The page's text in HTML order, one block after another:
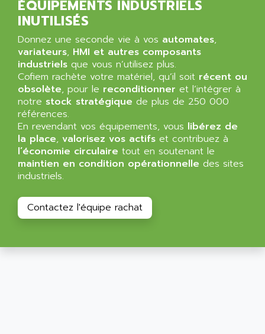
CPX37
ROD 426
SINUMERIK 840C
ATP
9300-SERIES
8200-SERIES
SERIE 9000
SIMATIC ET200
SERVOPACK
FMV
DIGIDRIVE SE
AKIM AG
AKKU
AKO
ALACATEL
ALARMCOM
ALCATEL
ALCATEL-LUCENT
ALDES
ALES
ALFA PROGETTI
ALFA ROBOT
ALFAA
ALFASISTEL
ÉQUIPEMENTS INDUSTRIELS
INUTILISÉS
Donnez une seconde vie à vos automates,
variateurs, HMI et autres composants
industriels que vous n’utilisez plus.
Cofiem rachète votre matériel, qu’il soit récent ou
obsolète, pour le reconditionner et l’intégrer à
notre stock stratégique de plus de 250 000
références.
En revendant vos équipements, vous libérez de
la place, valorisez vos actifs et contribuez à
l’économie circulaire tout en soutenant le
maintien en condition opérationnelle des sites
industriels.
Contactez l'équipe rachat